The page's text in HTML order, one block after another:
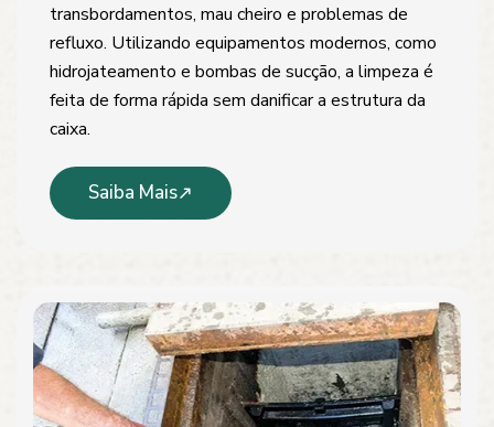
transbordamentos, mau cheiro e problemas de
refluxo. Utilizando equipamentos modernos, como
hidrojateamento e bombas de sucção, a limpeza é
feita de forma rápida sem danificar a estrutura da
caixa.
Saiba Mais